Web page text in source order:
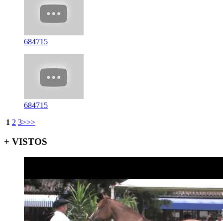
684715
684715
1 2 3>>>
+ VISTOS